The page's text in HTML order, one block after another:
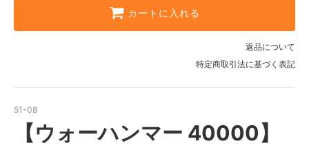
カートに入れる
返品について
特定商取引法に基づく表記
51-08
【ウォーハンマー 40000】